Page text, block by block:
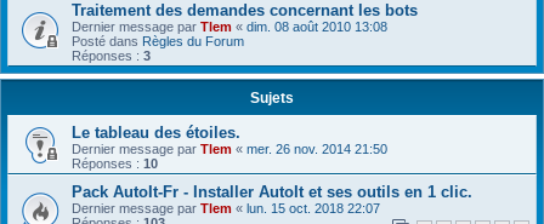
Traitement des demandes concernant les bots
Dernier message par Tlem « dim. 08 août 2010 13:08
Posté dans Règles du Forum
Réponses : 3
Sujets
Le tableau des étoiles.
Dernier message par Tlem « mer. 26 nov. 2014 21:50
Réponses : 10
Pack AutoIt-Fr - Installer AutoIt et ses outils en 1 clic.
Dernier message par Tlem « lun. 15 oct. 2018 22:07